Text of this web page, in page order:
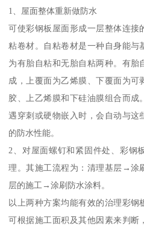
1、屋面整体重新做防水
可使彩钢板屋面形成一层整体连接
粘卷材。自粘卷材是一种自身能与
为有胎自粘和无胎自粘两种。有胎
成，上覆面为乙烯膜、下覆面为可
胶、上乙烯膜和下硅油膜组合而成
遇穿刺或硬物嵌入时，会自动与这
的防水性能。
2、对屋面螺钉和紧固件处、彩钢
理。其施工流程为：清理基层→涂
层的施工→涂刷防水涂料。
以上两种方案均能有效的治理彩钢
可根据施工面积及其他因素来判断